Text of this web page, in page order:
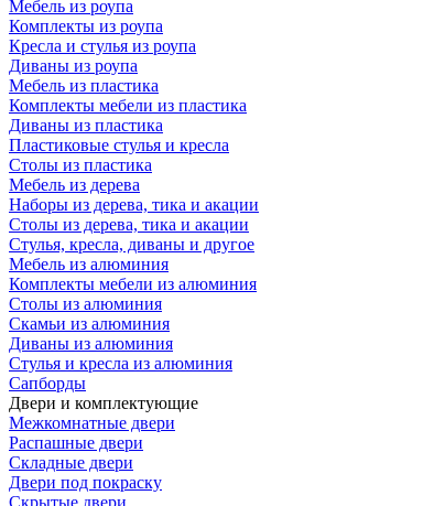
Мебель из роупа
Комплекты из роупа
Кресла и стулья из роупа
Диваны из роупа
Мебель из пластика
Комплекты мебели из пластика
Диваны из пластика
Пластиковые стулья и кресла
Столы из пластика
Мебель из дерева
Наборы из дерева, тика и акации
Столы из дерева, тика и акации
Стулья, кресла, диваны и другое
Мебель из алюминия
Комплекты мебели из алюминия
Столы из алюминия
Скамьи из алюминия
Диваны из алюминия
Стулья и кресла из алюминия
Сапборды
Двери и комплектующие
Межкомнатные двери
Распашные двери
Складные двери
Двери под покраску
Скрытые двери